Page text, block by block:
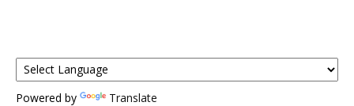
Powered by Translate